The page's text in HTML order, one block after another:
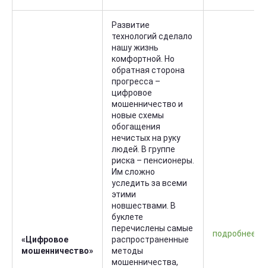
«Цифровое
мошенничество»
Развитие
технологий сделало
нашу жизнь
комфортной. Но
обратная сторона
прогресса –
цифровое
мошенничество и
новые схемы
обогащения
нечистых на руку
людей. В группе
риска – пенсионеры.
Им сложно
уследить за всеми
этими
новшествами. В
буклете
перечислены самые
распространенные
методы
мошенничества,
подробнее